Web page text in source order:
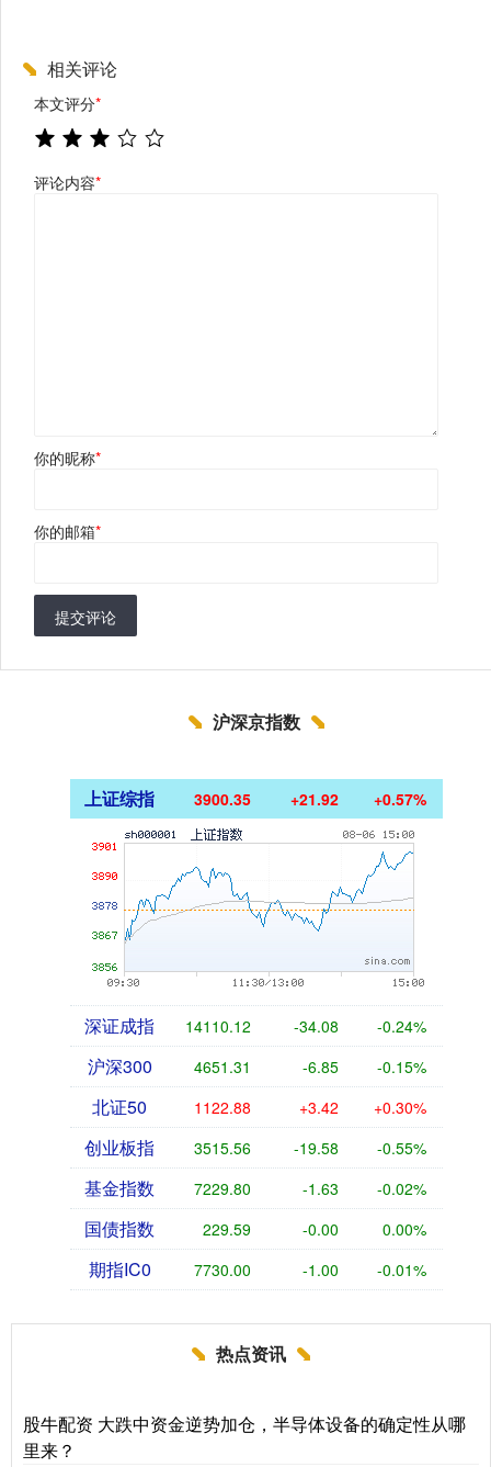
相关评论
本文评分*
评论内容*
你的昵称*
你的邮箱*
提交评论
沪深京指数
上证综指 3900.35 +21.92 +0.57%
深证成指 14110.12 -34.08 -0.24%
沪深300 4651.31 -6.85 -0.15%
北证50 1122.88 +3.42 +0.30%
创业板指 3515.56 -19.58 -0.55%
基金指数 7229.80 -1.63 -0.02%
国债指数 229.59 -0.00 0.00%
期指IC0 7730.00 -1.00 -0.01%
热点资讯
股牛配资 大跌中资金逆势加仓，半导体设备的确定性从哪
里来？